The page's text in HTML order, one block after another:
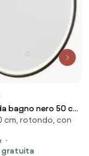
bagno nero 50 cm
a 3 livelli
- Miral
cm, rotondo, con
gratuita